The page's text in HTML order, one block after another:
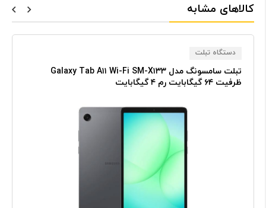
کالاهای مشابه
دستگاه تبلت
تبلت سامسونگ مدل Galaxy Tab A۱۱ Wi-Fi SM-X۱۳۳
ظرفیت ۶۴ گیگابایت رم ۴ گیگابایت